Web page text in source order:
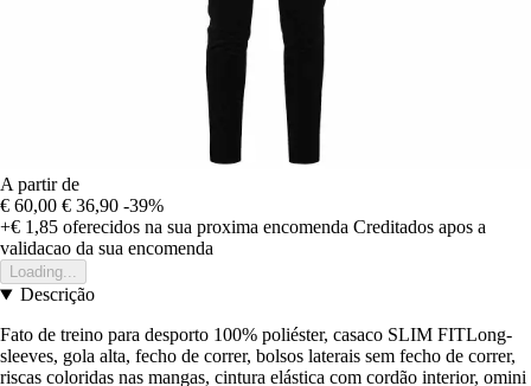
A partir de
€ 60,00 € 36,90 -39%
+€ 1,85 oferecidos na sua proxima encomenda Creditados apos a
validacao da sua encomenda
Loading...
Descrição
Fato de treino para desporto 100% poliéster, casaco SLIM FITLong-
sleeves, gola alta, fecho de correr, bolsos laterais sem fecho de correr,
riscas coloridas nas mangas, cintura elástica com cordão interior, omini